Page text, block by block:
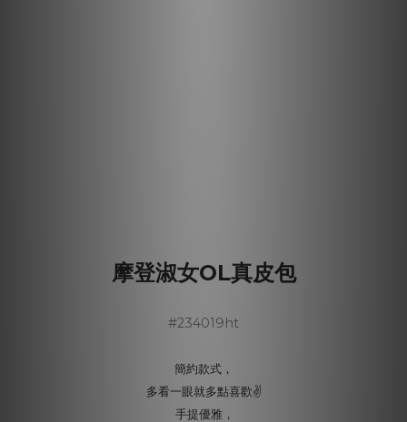
摩登淑女OL真皮包
#234019ht
簡約款式，
多看一眼就多點喜歡✌️
手提優雅，